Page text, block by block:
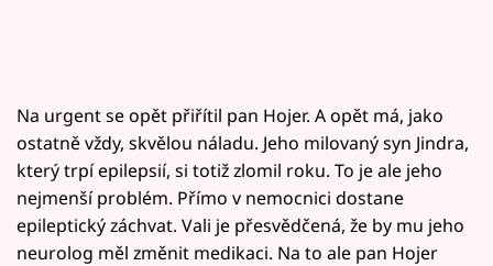
Na urgent se opět přiřítil pan Hojer. A opět má, jako
ostatně vždy, skvělou náladu. Jeho milovaný syn Jindra,
který trpí epilepsií, si totiž zlomil roku. To je ale jeho
nejmenší problém. Přímo v nemocnici dostane
epileptický záchvat. Vali je přesvědčená, že by mu jeho
neurolog měl změnit medikaci. Na to ale pan Hojer